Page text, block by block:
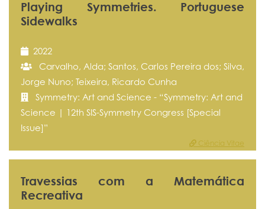
Playing Symmetries. Portuguese
Sidewalks
2022
Carvalho, Alda; Santos, Carlos Pereira dos; Silva,
Jorge Nuno; Teixeira, Ricardo Cunha
Symmetry: Art and Science - “Symmetry: Art and
Science | 12th SIS-Symmetry Congress [Special
Issue]”
Ciência Vitae
Travessias com a Matemática
Recreativa